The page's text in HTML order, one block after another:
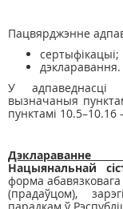
Пацвярджэнне
сертыфікацыі;
дэкларавання.
У
вызначаныя
пунктамі 10.5–10.16
Дэклараванне
Нацыянальнай
форма
(прадаўцом),